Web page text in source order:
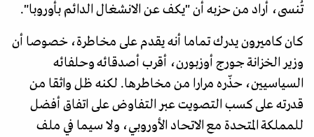
تُنسى، أراد من حزبه أن "يكف عن الانشغال الدائم بأوروبا".
كان كاميرون يدرك تماما أنه يقدم على مخاطرة، خصوصا أن
وزير الخزانة جورج أوزبورن، أقرب أصدقائه وحلفائه
السياسيين، حذّره مرارا من مخاطرها. لكنه ظل واثقا من
قدرته على كسب التصويت عبر التفاوض على اتفاق أفضل
للمملكة المتحدة مع الاتحاد الأوروبي، ولا سيما في ملف